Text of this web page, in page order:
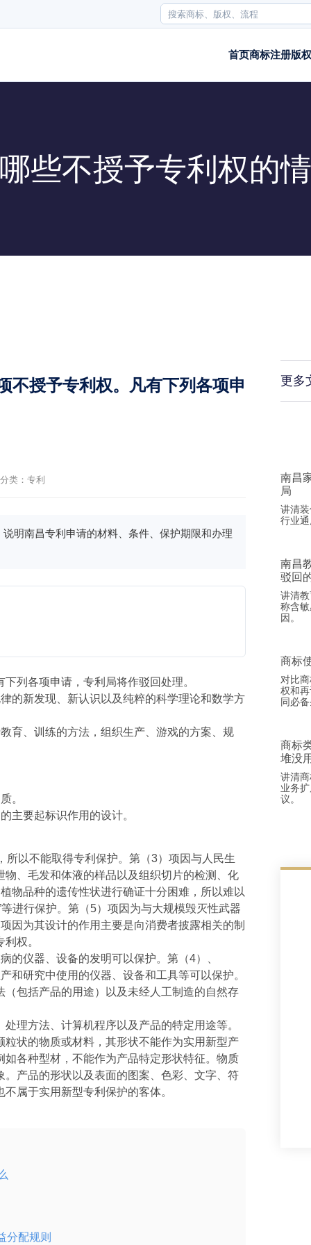
首页商标注册版
些不授予专利权的
不授予专利权。凡有下列各项申
分类： 专利
明南昌专利申请的材料、条件、保护期限和办理
列各项申请，专利局将作驳回处理。
的新发现、新认识以及纯粹的科学理论和数学方
育、训练的方法，组织生产、游戏的方案、规
。
主要起标识作用的设计。
以不能取得专利保护。第（3）项因与人民生
、毛发和体液的样品以及组织切片的检测、化
物品种的遗传性状进行确证十分困难，所以难以
进行保护。第（5）项因为与大规模毁灭性武器
因为其设计的作用主要是向消费者披露相关的制
权。
的仪器、设备的发明可以保护。第（4）、
和研究中使用的仪器、设备和工具等可以保护。
包括产品的用途）以及未经人工制造的自然存
理方法、计算机程序以及产品的特定用途等。
状的物质或材料，其形状不能作为实用新型产
各种型材，不能作为产品特定形状特征。物质
产品的形状以及表面的图案、色彩、文字、符
属于实用新型专利保护的客体。
分配规则
更多
南昌
局
讲清
行业
南昌
驳回
讲清
称含
因。
商标
对比
权和
同必
商标
堆没
讲清
业务
议。